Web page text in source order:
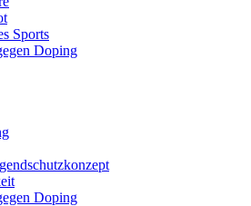
Sports
Doping
Doping